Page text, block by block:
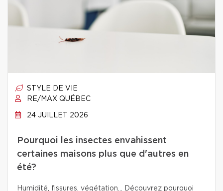
STYLE DE VIE
RE/MAX QUÉBEC
24 JUILLET 2026
Pourquoi les insectes envahissent
certaines maisons plus que d'autres en
été?
Humidité, fissures, végétation… Découvrez pourquoi